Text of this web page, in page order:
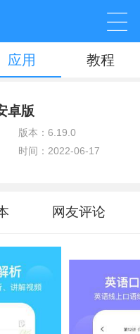
应用 教程
卓版
版本：6.19.0
时间：2022-06-17
网友评论